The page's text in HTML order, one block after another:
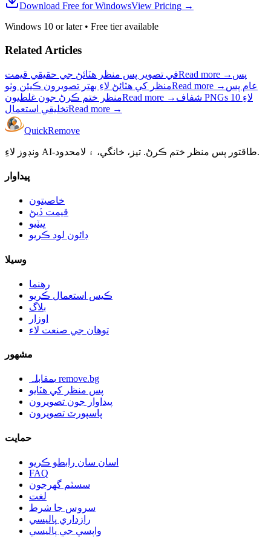
Download Free for WindowsView Pricing →
Windows 10 or later• Free tier available
Related Articles
في تصوير پس منظر هٽائڻ جي حقيقي قيمتRead more → پس
منظر کي هٽائڻ لاءِ بهتر تصويرون ڪيئن وٺوRead more → عام پس
منظر ختم ڪرڻ جون غلطيونRead more → شفاف PNGs لاءِ 10
تخليقي استعمالRead more →
QuickRemove
ونڊوز لاءِ AI-طاقتور پس منظر ختم ڪرڻ. تيز، خانگي، ۽ لامحدود.
پيداوار
خاصيتون
قيمت ڏيڻ
ڀيٽيو
ڊائون لوڊ ڪريو
وسيلا
رهنما
ڪيس استعمال ڪريو
بلاگ
اوزار
توهان جي صنعت لاء
مشهور
بمقابلہ remove.bg
پس منظر کي هٽايو
پيداوار جون تصويرون
پاسپورٽ تصويرون
حمايت
اسان سان رابطو ڪريو
FAQ
سسٽم گهرجون
لغت
سروس جا شرط
رازداري پاليسي
واپسي جي پاليسي